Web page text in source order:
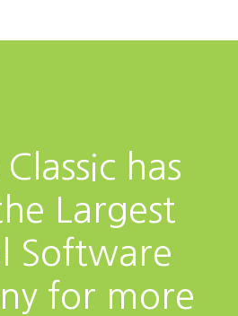
has
Largest
Software
for more